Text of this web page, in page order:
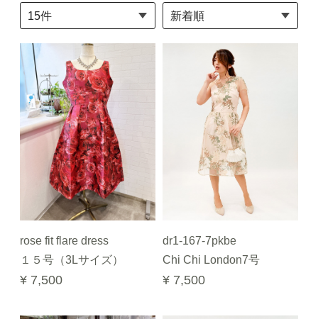
rose fit flare dress
１５号（3Lサイズ）
¥ 7,500
dr1-167-7pkbe
Chi Chi London7号
¥ 7,500